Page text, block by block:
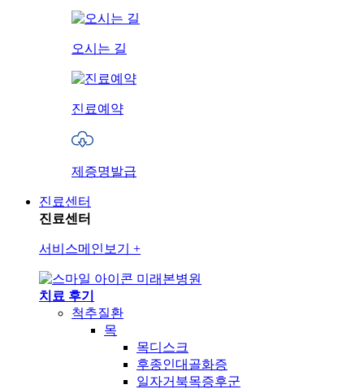
오시는 길
진료예약
제증명발급
진료센터
진료센터
서비스메인보기 +
미래본병원
치료 후기
척추질환
목
목디스크
후종인대골화증
일자거북목증후군